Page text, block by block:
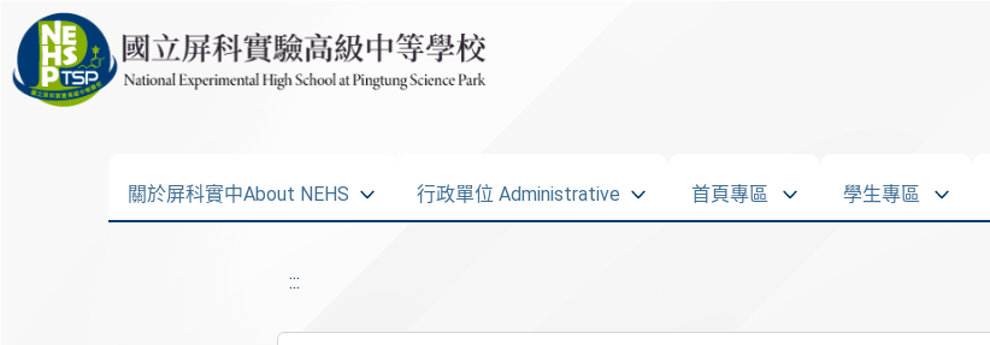
關於屏科實中About NEHS 行政單位 Administrative 首頁專區 學生專區
:::